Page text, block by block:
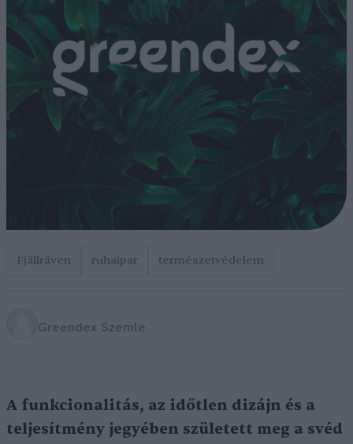
Fjällräven ruhaipar természetvédelem
Greendex Szemle
A funkcionalitás, az időtlen dizájn és a
teljesítmény jegyében született meg a svéd